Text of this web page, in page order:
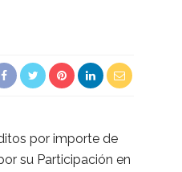
por importe de
su Participación en